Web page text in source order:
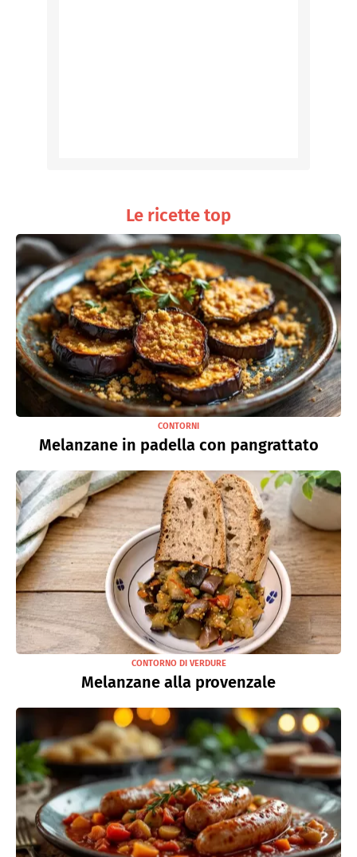
Le ricette top
CONTORNI
Melanzane in padella con pangrattato
CONTORNO DI VERDURE
Melanzane alla provenzale